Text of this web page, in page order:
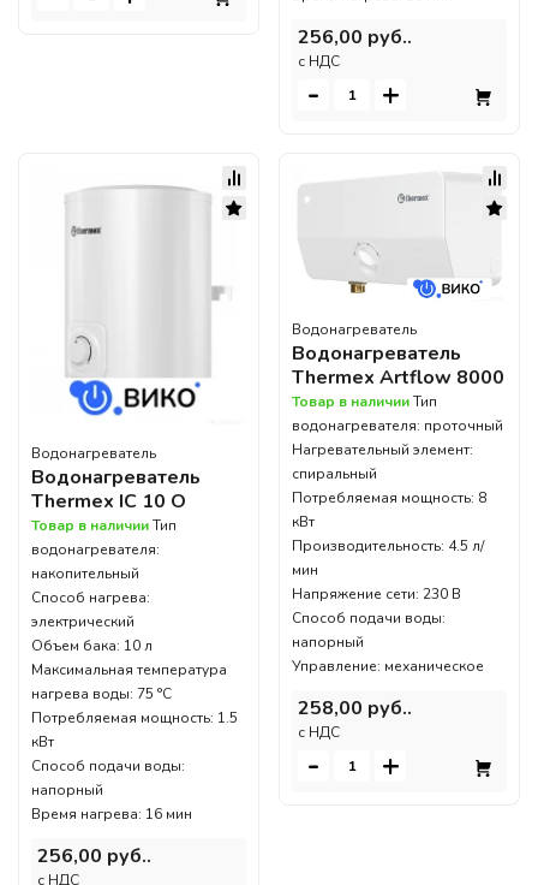
256,00 руб..
c НДС
- +
Водонагреватель
Водонагреватель
Thermex IC 10 O
Товар в наличииТип
водонагревателя:
накопительный
Способ нагрева:
электрический
Объем бака: 10 л
Максимальная температура
нагрева воды: 75 °С
Потребляемая мощность: 1.5
кВт
Способ подачи воды:
напорный
Время нагрева: 16 мин
256,00 руб..
c НДС
Водонагреватель
Водонагреватель
Thermex Artflow 8000
Товар в наличииТип
водонагревателя: проточный
Нагревательный элемент:
спиральный
Потребляемая мощность: 8
кВт
Производительность: 4.5 л/
мин
Напряжение сети: 230 В
Способ подачи воды:
напорный
Управление: механическое
258,00 руб..
c НДС
- +